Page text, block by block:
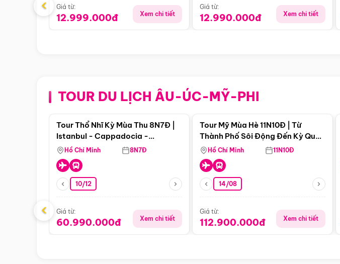
Giá từ:
12.999.000đ Xem chi tiết
Giá từ:
12.990.000đ Xem chi tiết
‹
TOUR DU LỊCH ÂU-ÚC-MỸ-PHI
Điểm nổi bật
Tour Thổ Nhĩ Kỳ Mùa Thu 8N7Đ |
Istanbul - Cappadocia -
Pamukkale
Hồ Chí Minh 8N7Đ
10/12
Giá từ:
60.990.000đ Xem chi tiết
Tour Mỹ Mùa Hè 11N10Đ | Từ
Thành Phố Sôi Động Đến Kỳ Quan
Thiên Nhiên Mỹ
Hồ Chí Minh 11N10Đ
14/08
Giá từ:
112.900.000đ Xem chi tiết
‹